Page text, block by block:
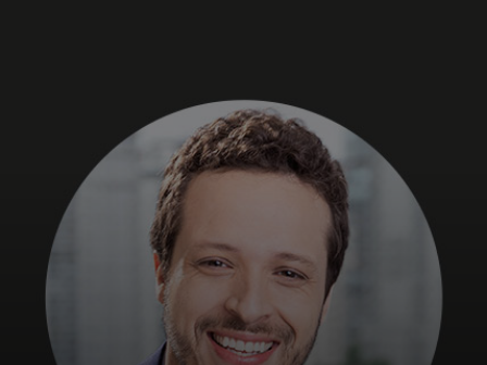
Para empresas
Para el mundo
Para innovadores
Noticias y tendencias